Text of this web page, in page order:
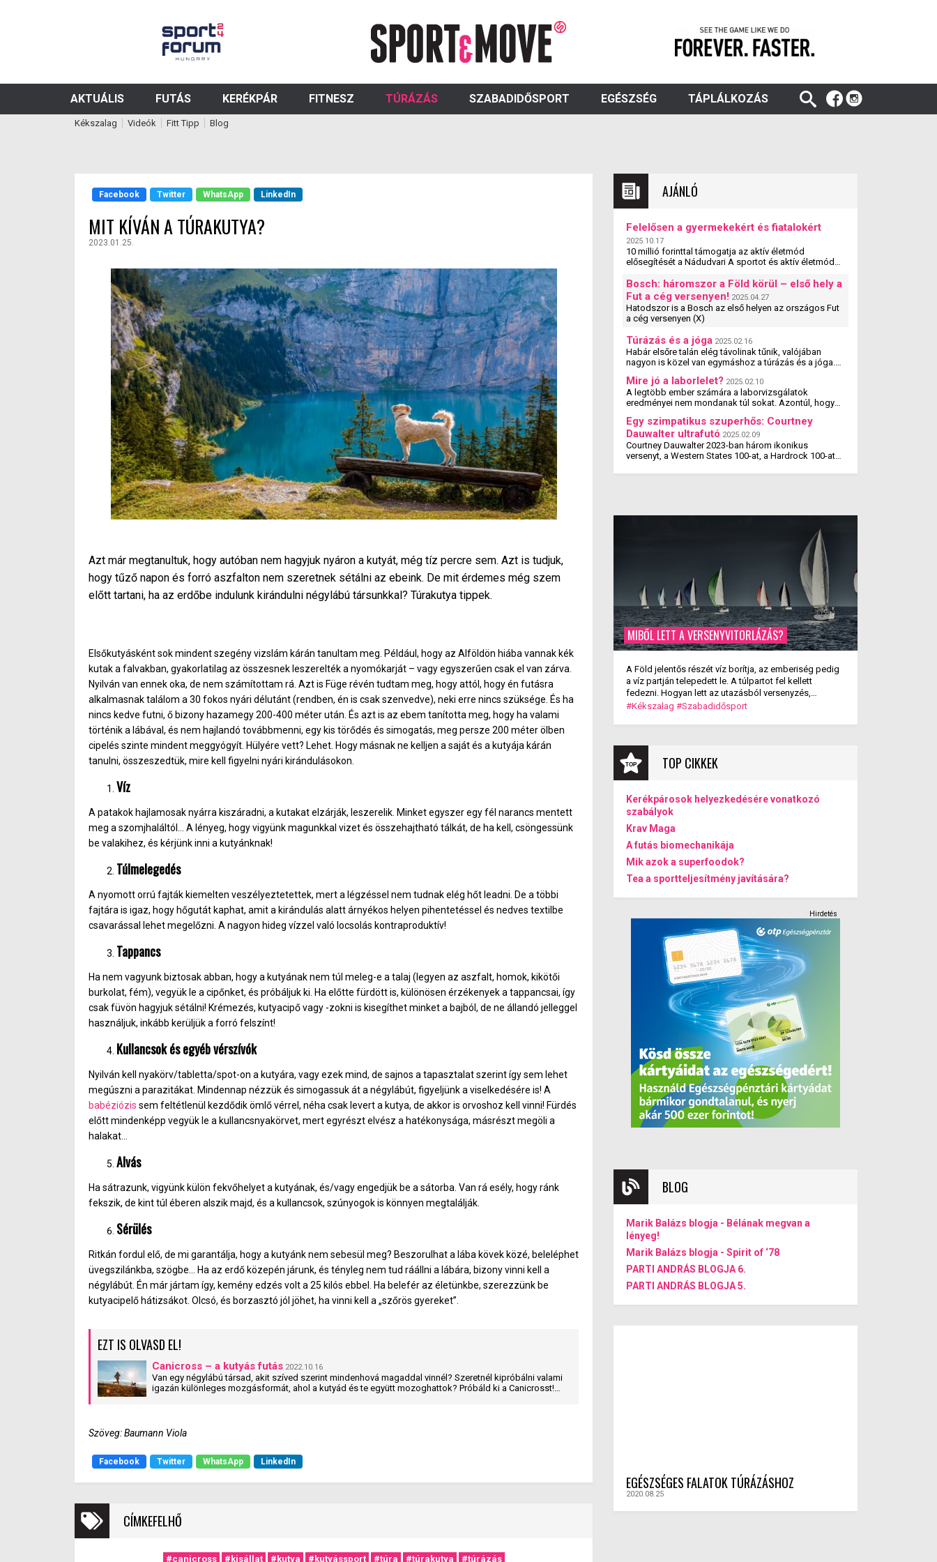
AKTUÁLIS FUTÁS KERÉKPÁR FITNESZ TÚRÁZÁS SZABADIDŐSPORT EGÉSZSÉG TÁPLÁLKOZÁS
Kékszalag Videók Fitt Tipp Blog
Facebook Twitter WhatsApp LinkedIn
MIT KÍVÁN A TÚRAKUTYA?
2023.01.25.
Azt már megtanultuk, hogy autóban nem hagyjuk nyáron a kutyát, még tíz percre sem. Azt is tudjuk,
hogy tűző napon és forró aszfalton nem szeretnek sétálni az ebeink. De mit érdemes még szem
előtt tartani, ha az erdőbe indulunk kirándulni négylábú társunkkal? Túrakutya tippek.
Elsőkutyásként sok mindent szegény vizslám kárán tanultam meg. Például, hogy az Alföldön hiába vannak kék
kutak a falvakban, gyakorlatilag az összesnek leszerelték a nyomókarját – vagy egyszerűen csak el van zárva.
Nyilván van ennek oka, de nem számítottam rá. Azt is Füge révén tudtam meg, hogy attól, hogy én futásra
alkalmasnak találom a 30 fokos nyári délutánt (rendben, én is csak szenvedve), neki erre nincs szüksége. És ha
nincs kedve futni, ő bizony hazamegy 200-400 méter után. És azt is az ebem tanította meg, hogy ha valami
történik a lábával, és nem hajlandó továbbmenni, egy kis törődés és simogatás, meg persze 200 méter ölben
cipelés szinte mindent meggyógyít. Hülyére vett? Lehet. Hogy másnak ne kelljen a saját és a kutyája kárán
tanulni, összeszedtük, mire kell figyelni nyári kirándulásokon.
Víz
A patakok hajlamosak nyárra kiszáradni, a kutakat elzárják, leszerelik. Minket egyszer egy fél narancs mentett
meg a szomjhaláltól… A lényeg, hogy vigyünk magunkkal vizet és összehajtható tálkát, de ha kell, csöngessünk
be valakihez, és kérjünk inni a kutyánknak!
Túlmelegedés
A nyomott orrú fajták kiemelten veszélyeztetettek, mert a légzéssel nem tudnak elég hőt leadni. De a többi
fajtára is igaz, hogy hőgutát kaphat, amit a kirándulás alatt árnyékos helyen pihentetéssel és nedves textilbe
csavarással lehet megelőzni. A nagyon hideg vízzel való locsolás kontraproduktív!
Tappancs
Ha nem vagyunk biztosak abban, hogy a kutyának nem túl meleg-e a talaj (legyen az aszfalt, homok, kikötői
burkolat, fém), vegyük le a cipőnket, és próbáljuk ki. Ha előtte fürdött is, különösen érzékenyek a tappancsai, így
csak füvön hagyjuk sétálni! Krémezés, kutyacipő vagy -zokni is kisegíthet minket a bajból, de ne állandó jelleggel
használjuk, inkább kerüljük a forró felszínt!
Kullancsok és egyéb vérszívók
Nyilván kell nyakörv/tabletta/spot-on a kutyára, vagy ezek mind, de sajnos a tapasztalat szerint így sem lehet
megúszni a parazitákat. Mindennap nézzük és simogassuk át a négylábút, figyeljünk a viselkedésére is! A
babéziózis sem feltétlenül kezdődik ömlő vérrel, néha csak levert a kutya, de akkor is orvoshoz kell vinni! Fürdés
előtt mindenképp vegyük le a kullancsnyakörvet, mert egyrészt elvész a hatékonysága, másrészt megöli a
halakat…
Alvás
Ha sátrazunk, vigyünk külön fekvőhelyet a kutyának, és/vagy engedjük be a sátorba. Van rá esély, hogy ránk
fekszik, de kint túl éberen alszik majd, és a kullancsok, szúnyogok is könnyen megtalálják.
Sérülés
Ritkán fordul elő, de mi garantálja, hogy a kutyánk nem sebesül meg? Beszorulhat a lába kövek közé, beleléphet
üvegszilánkba, szögbe… Ha az erdő közepén járunk, és tényleg nem tud ráállni a lábára, bizony vinni kell a
négylábút. Én már jártam így, kemény edzés volt a 25 kilós ebbel. Ha belefér az életünkbe, szerezzünk be
kutyacipelő hátizsákot. Olcsó, és borzasztó jól jöhet, ha vinni kell a „szőrös gyereket”.
EZT IS OLVASD EL!
Canicross – a kutyás futás 2022.10.16
Van egy négylábú társad, akit szíved szerint mindenhová magaddal vinnél? Szeretnél kipróbálni valami
igazán különleges mozgásformát, ahol a kutyád és te együtt mozoghattok? Próbáld ki a Canicrosst!
Szöveg: Baumann Viola
Facebook Twitter WhatsApp LinkedIn
CÍMKEFELHŐ
#canicross #kisállat #kutya #kutyássport #túra #túrakutya #túrázás
AJÁNLÓ
Felelősen a gyermekekért és fiatalokért
2025.10.17
10 millió forinttal támogatja az aktív életmód
elősegítését a Nádudvari A sportot és aktív életmódot
szakmai ...
Bosch: háromszor a Föld körül – első hely a
Fut a cég versenyen! 2025.04.27
Hatodszor is a Bosch az első helyen az országos Fut
a cég versenyen (X)
Túrázás és a jóga 2025.02.16
Habár elsőre talán elég távolinak tűnik, valójában
nagyon is közel van egymáshoz a túrázás és a jóga.
...
Mire jó a laborlelet? 2025.02.10
A legtöbb ember számára a laborvizsgálatok
eredményei nem mondanak túl sokat. Azontúl, hogy
értékek valószínűleg ...
Egy szimpatikus szuperhős: Courtney
Dauwalter ultrafutó 2025.02.09
Courtney Dauwalter 2023-ban három ikonikus
versenyt, a Western States 100-at, a Hardrock 100-at
kívül eddig még ...
MIBŐL LETT A VERSENYVITORLÁZÁS?
A Föld jelentős részét víz borítja, az emberiség pedig
a víz partján telepedett le. A túlpartot fel kellett
fedezni. Hogyan lett az utazásból versenyzés,
szórakozás? A versenyvitorlázás kialakulása.
#Kékszalag #Szabadidősport
TOP CIKKEK
Kerékpárosok helyezkedésére vonatkozó
szabályok
Krav Maga
A futás biomechanikája
Mik azok a superfoodok?
Tea a sportteljesítmény javítására?
Hirdetés
BLOG
Marik Balázs blogja - Bélának megvan a
lényeg!
Marik Balázs blogja - Spirit of ‘78
PARTI ANDRÁS BLOGJA 6.
PARTI ANDRÁS BLOGJA 5.
EGÉSZSÉGES FALATOK TÚRÁZÁSHOZ
2020.08.25